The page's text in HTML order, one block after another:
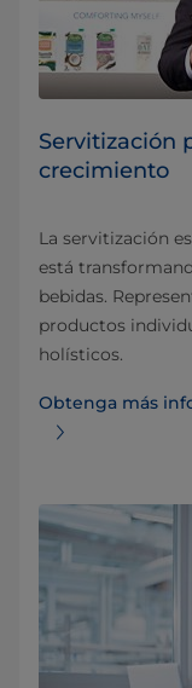
Servitización
crecimiento
La servitización
está
bebidas.
productos
holísticos.
Obtenga más